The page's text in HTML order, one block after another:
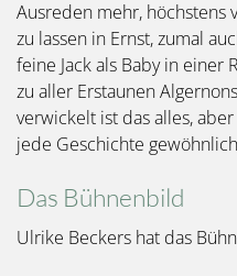
Ausreden mehr, höchstens
zu lassen in Ernst, zumal
feine Jack als Baby in einer
zu aller Erstaunen
verwickelt ist das alles,
jede Geschichte
Das Bühnenbild
Ulrike Beckers hat das